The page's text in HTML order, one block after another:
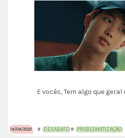
E vocês, Tem algo que
# DESABAFO # PROBLEMATIZAÇÃO
14/04/2021